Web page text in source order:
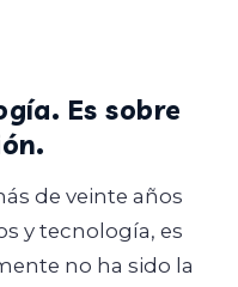
Es sobre
de veinte años
y tecnología, es
no ha sido la